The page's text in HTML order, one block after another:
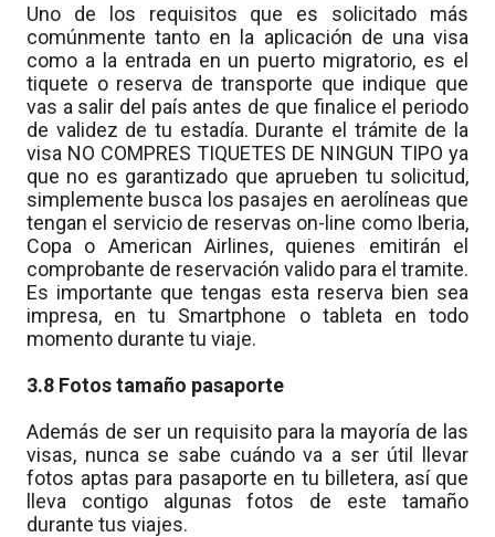
Uno de los requisitos que es solicitado más
comúnmente tanto en la aplicación de una visa
como a la entrada en un puerto migratorio, es el
tiquete o reserva de transporte que indique que
vas a salir del país antes de que finalice el periodo
de validez de tu estadía. Durante el trámite de la
visa NO COMPRES TIQUETES DE NINGUN TIPO ya
que no es garantizado que aprueben tu solicitud,
simplemente busca los pasajes en aerolíneas que
tengan el servicio de reservas on-line como Iberia,
Copa o American Airlines, quienes emitirán el
comprobante de reservación valido para el tramite.
Es importante que tengas esta reserva bien sea
impresa, en tu Smartphone o tableta en todo
momento durante tu viaje.
3.8 Fotos tamaño pasaporte
Además de ser un requisito para la mayoría de las
visas, nunca se sabe cuándo va a ser útil llevar
fotos aptas para pasaporte en tu billetera, así que
lleva contigo algunas fotos de este tamaño
durante tus viajes.